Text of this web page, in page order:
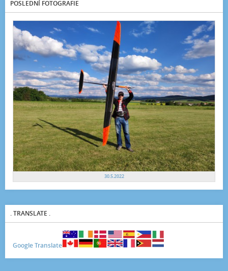
POSLEDNÍ FOTOGRAFIE
30.5.2022
. TRANSLATE .
Google Translate